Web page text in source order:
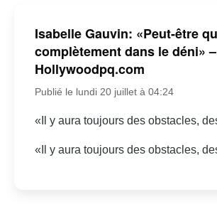
Isabelle Gauvin: «Peut-être
complètement dans le déni» –
Hollywoodpq.com
Publié le lundi 20 juillet à 04:24
«Il y aura toujours des obstacles,
«Il y aura toujours des obstacles,